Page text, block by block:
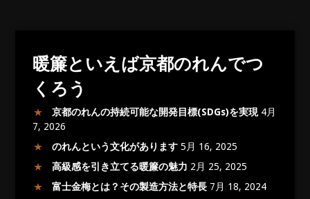
暖簾といえば京都のれんでつ
くろう
京都のれんの持続可能な開発目標(SDGs)を実現 4月
7, 2026
のれんという文化があります 5月 16, 2025
高級感を引き立てる暖簾の魅力 2月 25, 2025
富士金梅とは？その製造方法と特長 7月 18, 2024